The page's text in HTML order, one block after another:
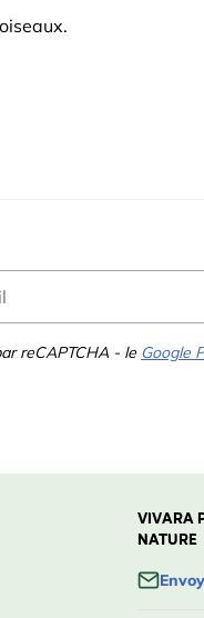
reCAPTCHA - le Google
VIVARA
NATURE